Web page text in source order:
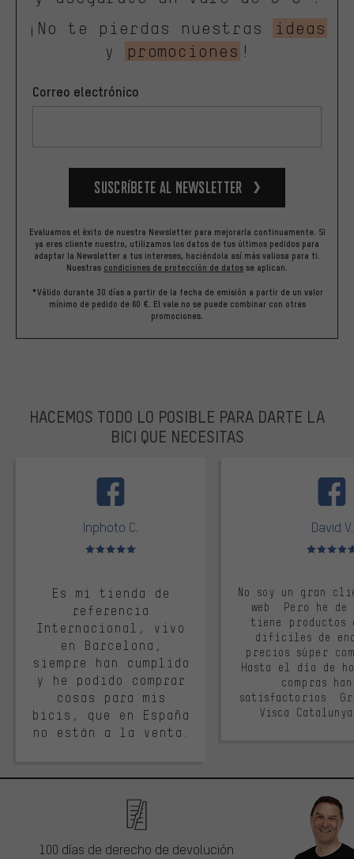
¡No te pierdas nuestras
ideas
y
promociones !
Correo electrónico
Suscríbete al newsletter
Evaluamos el éxito de nuestra Newsletter para mejorarla continuamente. Si
ya eres cliente nuestro, utilizamos los datos de tus últimos pedidos para
adaptar la Newsletter a tus intereses, haciéndola así más valiosa para ti.
Nuestras condiciones de protección de datos se aplican.
*Válido durante 30 días a partir de la fecha de emisión a partir de un valor
mínimo de pedido de 60 €. El vale no se puede combinar con otras
promociones.
HACEMOS TODO LO POSIBLE PARA DARTE LA
BICI QUE NECESITAS
Inphoto C.
Valoración media: 5 de 5
Es mi tienda de
referencia
Internacional, vivo
en Barcelona,
siempre han cumplido
y he podido comprar
cosas para mis
bicis, que en España
no están a la venta.
David V.
Valoración
No soy un gran
web. Pero he
tiene productos
difíciles de
precios súper
Hasta el día de
compras
satisfactorios.
Visca
100 días de derecho de devolución